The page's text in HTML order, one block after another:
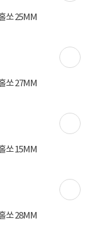
쏘 25MM
쏘 27MM
쏘 15MM
쏘 28MM